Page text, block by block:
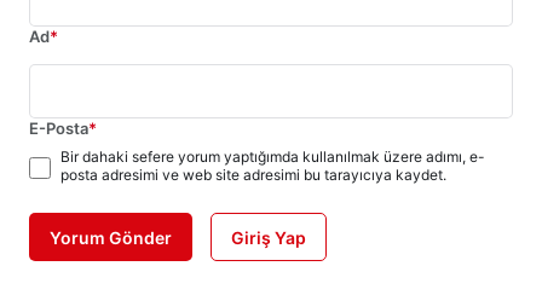
Ad*
E-Posta*
Bir dahaki sefere yorum yaptığımda kullanılmak üzere adımı, e-
posta adresimi ve web site adresimi bu tarayıcıya kaydet.
Yorum Gönder Giriş Yap